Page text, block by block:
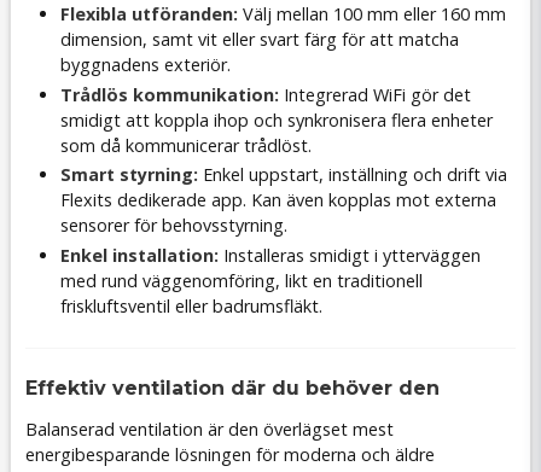
Flexibla utföranden: Välj mellan 100 mm eller 160 mm
dimension, samt vit eller svart färg för att matcha
byggnadens exteriör.
Trådlös kommunikation: Integrerad WiFi gör det
smidigt att koppla ihop och synkronisera flera enheter
som då kommunicerar trådlöst.
Smart styrning: Enkel uppstart, inställning och drift via
Flexits dedikerade app. Kan även kopplas mot externa
sensorer för behovsstyrning.
Enkel installation: Installeras smidigt i ytterväggen
med rund väggenomföring, likt en traditionell
friskluftsventil eller badrumsfläkt.
Effektiv ventilation där du behöver den
Balanserad ventilation är den överlägset mest
energibesparande lösningen för moderna och äldre